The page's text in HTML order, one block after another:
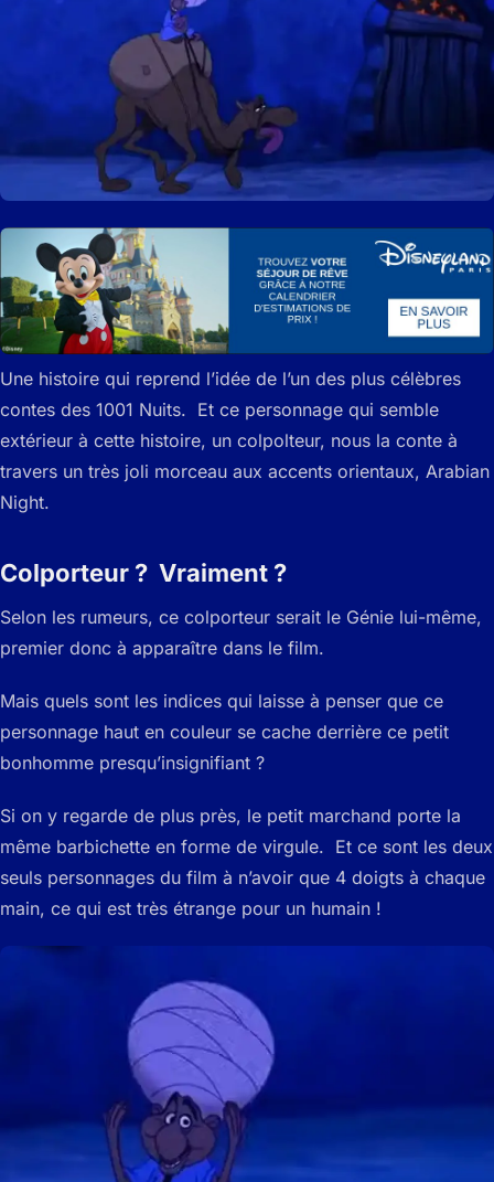
Une histoire qui reprend l’idée de l’un des plus célèbres
contes des 1001 Nuits. Et ce personnage qui semble
extérieur à cette histoire, un colpolteur, nous la conte à
travers un très joli morceau aux accents orientaux, Arabian
Night.
Colporteur ? Vraiment ?
Selon les rumeurs, ce colporteur serait le Génie lui-même,
premier donc à apparaître dans le film.
Mais quels sont les indices qui laisse à penser que ce
personnage haut en couleur se cache derrière ce petit
bonhomme presqu’insignifiant ?
Si on y regarde de plus près, le petit marchand porte la
même barbichette en forme de virgule. Et ce sont les deux
seuls personnages du film à n’avoir que 4 doigts à chaque
main, ce qui est très étrange pour un humain !